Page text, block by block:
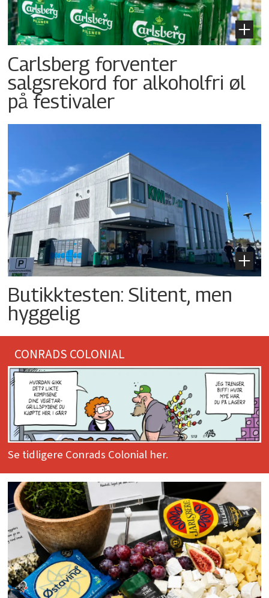
Carlsberg forventer
salgsrekord for alkoholfri øl
på festivaler
Butikktesten: Slitent, men
hyggelig
CONRADS COLONIAL
Se tidligere Conrads Colonial her.